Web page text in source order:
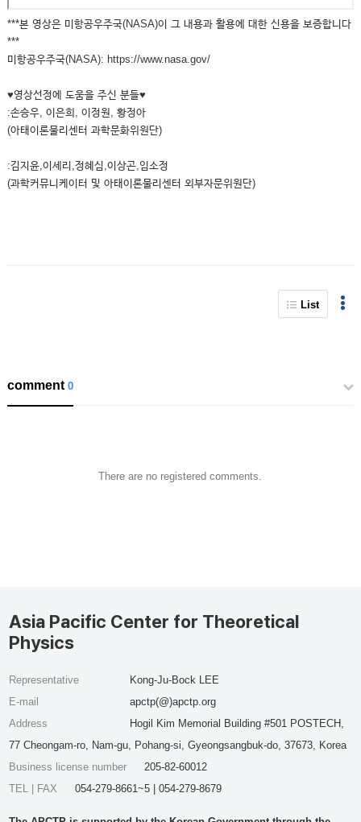
***본 영상은 미항공우주국(NASA)이 그 내용과 활용에 대한 신용을 보증합니다
***
미항공우주국(NASA): https://www.nasa.gov/
♥영상선정에 도움을 주신 분들♥
:손승우, 이은희, 이정원, 황정아
(아태이론물리센터 과학문화위원단)
:김지윤,이세리,정혜심,이상곤,임소정
(과학커뮤니케이터 및 아태이론물리센터 외부자문위원단)
List
comment0
There are no registered comments.
Asia Pacific Center for Theoretical
Physics
Representative
Kong-Ju-Bock LEE
E-mail
apctp(@)apctp.org
Address
Hogil Kim Memorial Building #501 POSTECH,
77 Cheongam-ro, Nam-gu, Pohang-si, Gyeongsangbuk-do, 37673, Korea
Business license number
205-82-60012
TEL | FAX
054-279-8661~5 | 054-279-8679